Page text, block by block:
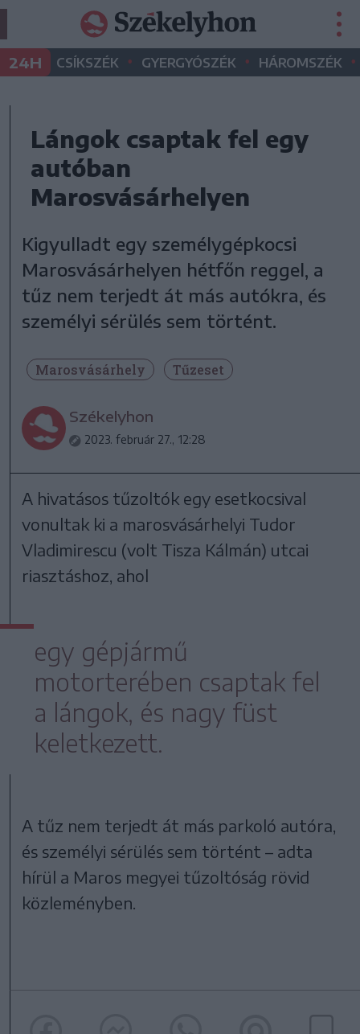
24H CSÍKSZÉK • GYERGYÓSZÉK • HÁROMSZÉK •
Lángok csaptak fel egy
autóban
Marosvásárhelyen
Kigyulladt egy személygépkocsi
Marosvásárhelyen hétfőn reggel, a
tűz nem terjedt át más autókra, és
személyi sérülés sem történt.
Marosvásárhely Tűzeset
Székelyhon
2023. február 27., 12:28
A hivatásos tűzoltók egy esetkocsival
vonultak ki a marosvásárhelyi Tudor
Vladimirescu (volt Tisza Kálmán) utcai
riasztáshoz, ahol
egy gépjármű
motorterében csaptak fel
a lángok, és nagy füst
keletkezett.
A tűz nem terjedt át más parkoló autóra,
és személyi sérülés sem történt – adta
hírül a Maros megyei tűzoltóság rövid
közleményben.